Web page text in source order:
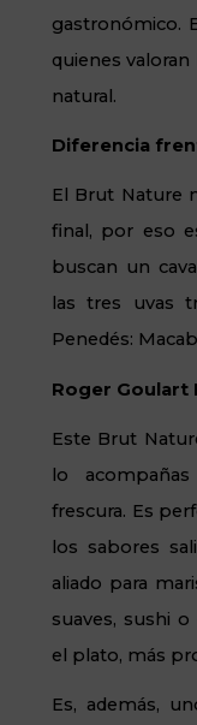
gastronómico.
quienes
natural.
Diferencia
El Brut Nature
final, por eso
buscan un
las tres uvas
Penedés:
Roger Goulart
Este Brut
lo
frescura. Es
los sabores
aliado para
suaves, sushi
el plato, más
Es, además,